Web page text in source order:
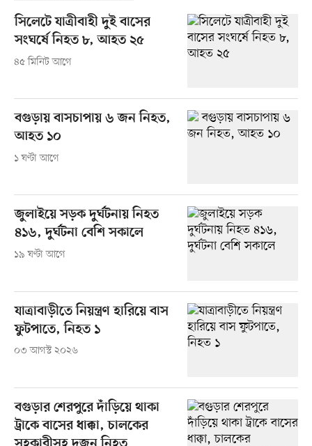
সিলেটে যাত্রীবাহী দুই বাসের
সংঘর্ষে নিহত ৮, আহত ২৫
৪৫ মিনিট আগে
বগুড়ায় বাসচাপায় ৬ জন নিহত,
আহত ১০
১ ঘণ্টা আগে
জুলাইয়ে সড়ক দুর্ঘটনায় নিহত
৪১৬, দুর্ঘটনা বেশি সকালে
১৯ ঘণ্টা আগে
যাত্রাবাড়ীতে নিয়ন্ত্রণ হারিয়ে বাস
ফুটপাতে, নিহত ১
০৩ আগস্ট ২০২৬
বগুড়ার শেরপুরে দাঁড়িয়ে থাকা
ট্রাকে বাসের ধাক্কা, চালকের